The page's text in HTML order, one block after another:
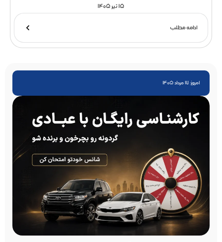
15 تیر 1405
ادامه مطلب
امروز: 17 مرداد 1405